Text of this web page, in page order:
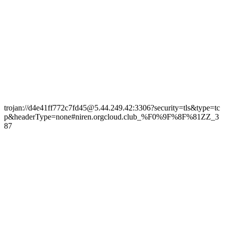
trojan://d4e41ff772c7fd45@5.44.249.42:3306?security=tls&type=tc
p&headerType=none#niren.orgcloud.club_%F0%9F%8F%81ZZ_3
87